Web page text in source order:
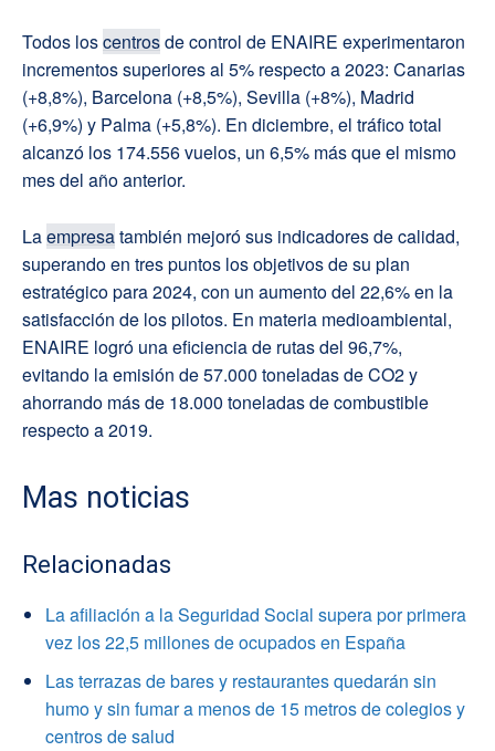
Todos loscentrosde control de ENAIRE experimentaron
incrementos superiores al 5% respecto a 2023: Canarias
(+8,8%), Barcelona (+8,5%), Sevilla (+8%), Madrid
(+6,9%) y Palma (+5,8%). En diciembre, el tráfico total
alcanzó los 174.556 vuelos, un 6,5% más que el mismo
mes del año anterior.
Laempresatambién mejoró sus indicadores de calidad,
superando en tres puntos los objetivos de su plan
estratégico para 2024, con un aumento del 22,6% en la
satisfacción de los pilotos. En materia medioambiental,
ENAIRE logró una eficiencia de rutas del 96,7%,
evitando la emisión de 57.000 toneladas de CO2 y
ahorrando más de 18.000 toneladas de combustible
respecto a 2019.
Mas noticias
Relacionadas
La afiliación a la Seguridad Social supera por primera
vez los 22,5 millones de ocupados en España
Las terrazas de bares y restaurantes quedarán sin
humo y sin fumar a menos de 15 metros de colegios y
centros de salud